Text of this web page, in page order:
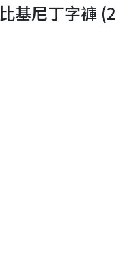
基尼丁字褲 (2